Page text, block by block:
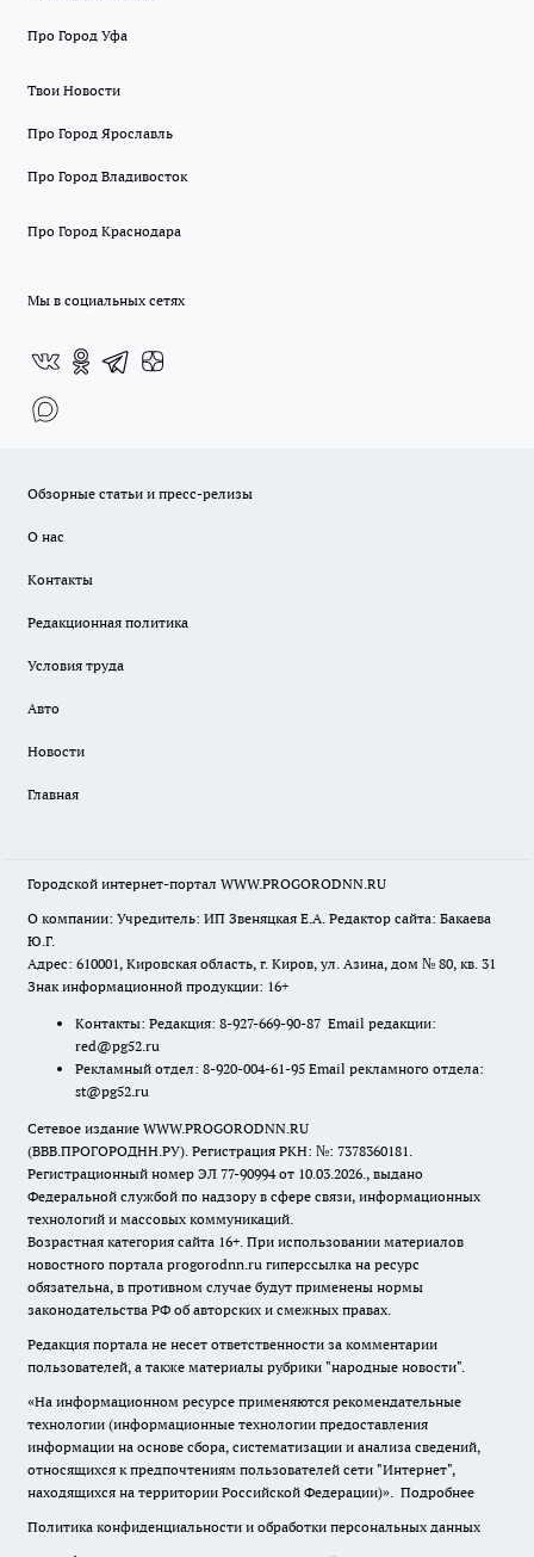
Про Город Уфа
Твои Новости
Про Город Ярославль
Про Город Владивосток
Про Город Краснодара
Мы в социальных сетях
Обзорные статьи и пресс-релизы
О нас
Контакты
Редакционная политика
Условия труда
Авто
Новости
Главная
Городской интернет-портал WWW.PROGORODNN.RU
О компании: Учредитель: ИП Звеняцкая Е.А. Редактор сайта: Бакаева
Ю.Г.
Адрес: 610001, Кировская область, г. Киров, ул. Азина, дом № 80, кв. 31
Знак информационной продукции: 16+
Контакты: Редакция: 8-927-669-90-87 Email редакции:
red@pg52.ru
Рекламный отдел: 8-920-004-61-95 Email рекламного отдела:
st@pg52.ru
Сетевое издание WWW.PROGORODNN.RU
(ВВВ.ПРОГОРОДНН.РУ). Регистрация РКН: №: 7378360181.
Регистрационный номер ЭЛ 77-90994 от 10.03.2026., выдано
Федеральной службой по надзору в сфере связи, информационных
технологий и массовых коммуникаций.
Возрастная категория сайта 16+. При использовании материалов
новостного портала progorodnn.ru гиперссылка на ресурс
обязательна, в противном случае будут применены нормы
законодательства РФ об авторских и смежных правах.
Редакция портала не несет ответственности за комментарии
пользователей, а также материалы рубрики "народные новости".
«На информационном ресурсе применяются рекомендательные
технологии (информационные технологии предоставления
информации на основе сбора, систематизации и анализа сведений,
относящихся к предпочтениям пользователей сети "Интернет",
находящихся на территории Российской Федерации)». Подробнее
Политика конфиденциальности и обработки персональных данных